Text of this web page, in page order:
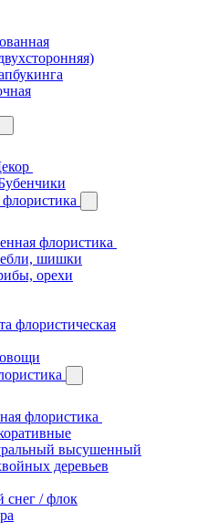
флористика
шишки
орехи
флористическая
флористика
высушенный
деревьев
снег / флок